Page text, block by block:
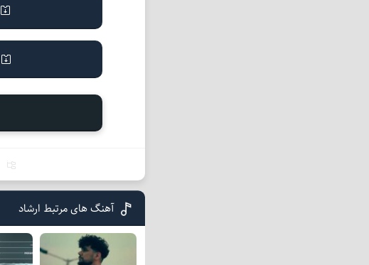
آهنگ های مرتبط ارشاد